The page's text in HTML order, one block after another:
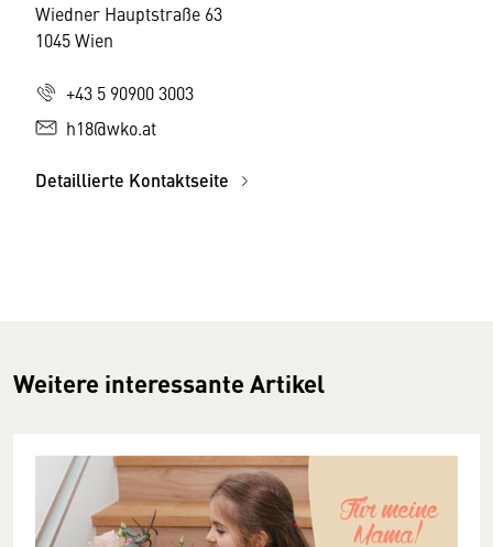
Wiedner Hauptstraße 63
1045 Wien
+43 5 90900 3003
h18@wko.at
Detaillierte Kontaktseite
Weitere interessante Artikel